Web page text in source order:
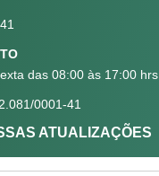
das 08:00 às 17:00 hrs
0001-41
ATUALIZAÇÕES